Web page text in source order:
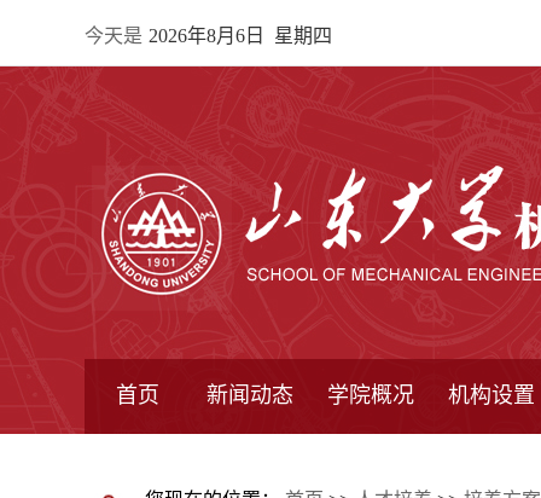
今天是 2026年8月6日 星期四
首页 新闻动态 学院概况 机构设置